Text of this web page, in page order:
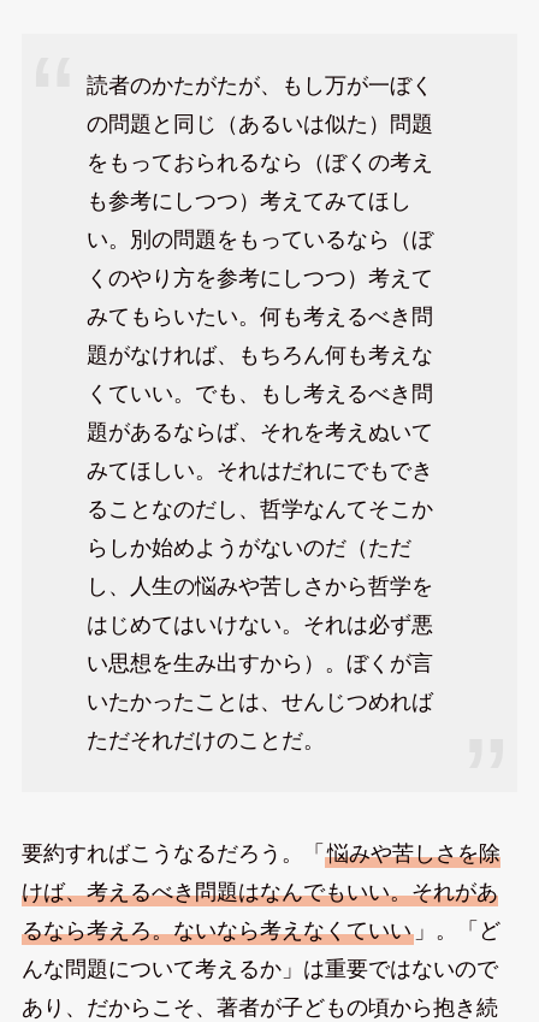
読者のかたがたが、もし万が一ぼく
の問題と同じ（あるいは似た）問題
をもっておられるなら（ぼくの考え
も参考にしつつ）考えてみてほし
い。別の問題をもっているなら（ぼ
くのやり方を参考にしつつ）考えて
みてもらいたい。何も考えるべき問
題がなければ、もちろん何も考えな
くていい。でも、もし考えるべき問
題があるならば、それを考えぬいて
みてほしい。それはだれにでもでき
ることなのだし、哲学なんてそこか
らしか始めようがないのだ（ただ
し、人生の悩みや苦しさから哲学を
はじめてはいけない。それは必ず悪
い思想を生み出すから）。ぼくが言
いたかったことは、せんじつめれば
ただそれだけのことだ。
要約すればこうなるだろう。「 悩みや苦しさを除
けば、考えるべき問題はなんでもいい。それがあ
るなら考えろ。ないなら考えなくていい」。「ど
んな問題について考えるか」は重要ではないので
あり、だからこそ、著者が子どもの頃から抱き続